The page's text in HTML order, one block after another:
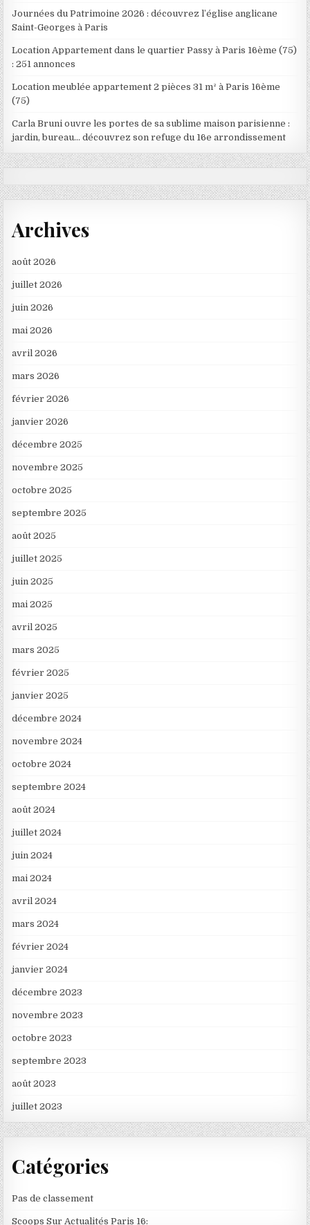
Journées du Patrimoine 2026 : découvrez l’église anglicane
Saint-Georges à Paris
Location Appartement dans le quartier Passy à Paris 16ème (75)
: 251 annonces
Location meublée appartement 2 pièces 31 m² à Paris 16ème
(75)
Carla Bruni ouvre les portes de sa sublime maison parisienne :
jardin, bureau… découvrez son refuge du 16e arrondissement
Archives
août 2026
juillet 2026
juin 2026
mai 2026
avril 2026
mars 2026
février 2026
janvier 2026
décembre 2025
novembre 2025
octobre 2025
septembre 2025
août 2025
juillet 2025
juin 2025
mai 2025
avril 2025
mars 2025
février 2025
janvier 2025
décembre 2024
novembre 2024
octobre 2024
septembre 2024
août 2024
juillet 2024
juin 2024
mai 2024
avril 2024
mars 2024
février 2024
janvier 2024
décembre 2023
novembre 2023
octobre 2023
septembre 2023
août 2023
juillet 2023
Catégories
Pas de classement
Scoops Sur Actualités Paris 16: